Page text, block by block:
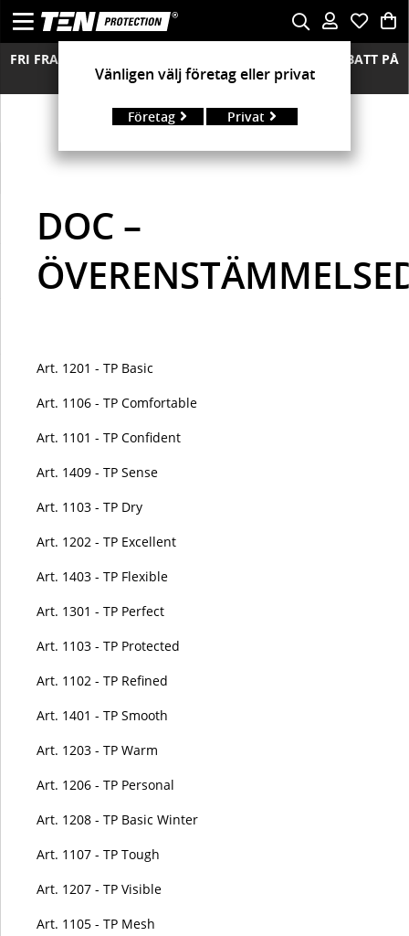
FRI FRAKT ÖVER 850 KR FRIA RETURER MÄNGDRABATT PÅ
ALLA MODELLER
DOC –
Art. 1201 - TP Basic
Art. 1106 - TP Comfortable
Art. 1101 - TP Confident
Art. 1409 - TP Sense
Art. 1103 - TP Dry
Art. 1202 - TP Excellent
Art. 1403 - TP Flexible
Art. 1301 - TP Perfect
Art. 1103 - TP Protected
Art. 1102 - TP Refined
Art. 1401 - TP Smooth
Art. 1203 - TP Warm
Art. 1206 - TP Personal
Art. 1208 - TP Basic Winter
Art. 1107 - TP Tough
Art. 1207 - TP Visible
Art. 1105 - TP Mesh
Vänligen välj företag eller privat
Företag Privat